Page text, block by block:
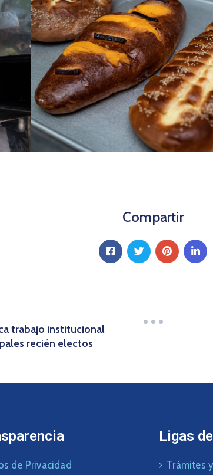
Compartir
trabajo institucional
recién electos
de Privacidad
Ligas
Trámites